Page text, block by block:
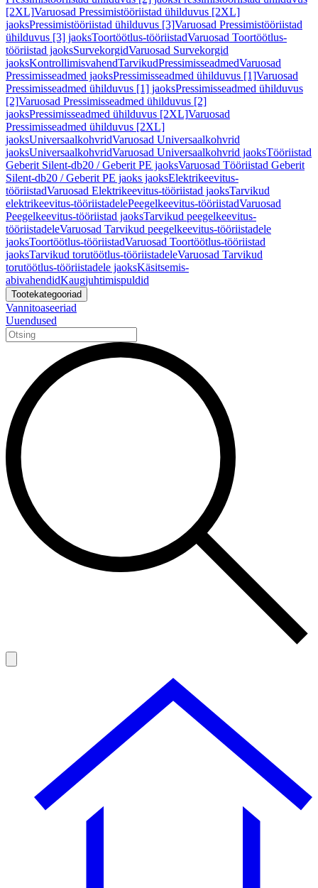
[2XL]Varuosad Pressimistööriistad ühilduvus [2XL]
jaoksPressimistööriistad ühilduvus [3]Varuosad Pressimistööriistad
ühilduvus [3] jaoksToortöötlus-tööriistadVaruosad Toortöötlus-
tööriistad jaoksSurvekorgidVaruosad Survekorgid
jaoksKontrollimisvahendTarvikudPressimisseadmedVaruosad
Pressimisseadmed jaoksPressimisseadmed ühilduvus [1]Varuosad
Pressimisseadmed ühilduvus [1] jaoksPressimisseadmed ühilduvus
[2]Varuosad Pressimisseadmed ühilduvus [2]
jaoksPressimisseadmed ühilduvus [2XL]Varuosad
Pressimisseadmed ühilduvus [2XL]
jaoksUniversaalkohvridVaruosad Universaalkohvrid
jaoksUniversaalkohvridVaruosad Universaalkohvrid jaoksTööriistad
Geberit Silent-db20 / Geberit PE jaoksVaruosad Tööriistad Geberit
Silent-db20 / Geberit PE jaoks jaoksElektrikeevitus-
tööriistadVaruosad Elektrikeevitus-tööriistad jaoksTarvikud
elektrikeevitus-tööriistadelePeegelkeevitus-tööriistadVaruosad
Peegelkeevitus-tööriistad jaoksTarvikud peegelkeevitus-
tööriistadeleVaruosad Tarvikud peegelkeevitus-tööriistadele
jaoksToortöötlus-tööriistadVaruosad Toortöötlus-tööriistad
jaoksTarvikud torutöötlus-tööriistadeleVaruosad Tarvikud
torutöötlus-tööriistadele jaoksKäsitsemis-
abivahendidKaugjuhtimispuldid
Tootekategooriad
Vannitoaseeriad
Uuendused